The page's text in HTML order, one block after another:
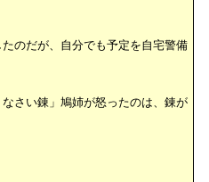
のだが、自分でも予定を自宅警備
さい錬」鳩姉が怒ったのは、錬が